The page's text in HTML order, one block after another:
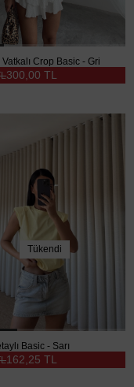
Vatkalı Crop Basic - Gri
300,00 TL
Tükendi
Basic - Sarı
162,25 TL